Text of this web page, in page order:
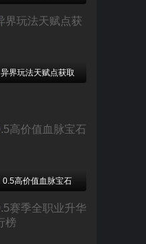
异界玩法天赋点获取
0.5高价值血脉宝石